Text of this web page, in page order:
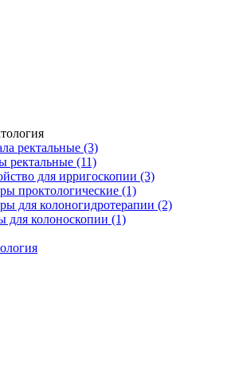
ректальные (3)
ректальные (11)
для ирригоскопии (3)
проктологические (1)
для колоногидротерапии (2)
для колоноскопии (1)